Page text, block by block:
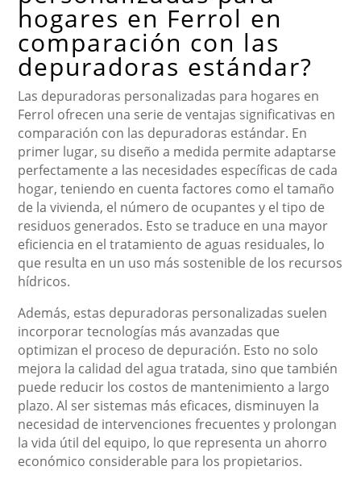
hogares en Ferrol en
comparación con las
depuradoras estándar?
Las depuradoras personalizadas para hogares en
Ferrol ofrecen una serie de ventajas significativas en
comparación con las depuradoras estándar. En
primer lugar, su diseño a medida permite adaptarse
perfectamente a las necesidades específicas de cada
hogar, teniendo en cuenta factores como el tamaño
de la vivienda, el número de ocupantes y el tipo de
residuos generados. Esto se traduce en una mayor
eficiencia en el tratamiento de aguas residuales, lo
que resulta en un uso más sostenible de los recursos
hídricos.
Además, estas depuradoras personalizadas suelen
incorporar tecnologías más avanzadas que
optimizan el proceso de depuración. Esto no solo
mejora la calidad del agua tratada, sino que también
puede reducir los costos de mantenimiento a largo
plazo. Al ser sistemas más eficaces, disminuyen la
necesidad de intervenciones frecuentes y prolongan
la vida útil del equipo, lo que representa un ahorro
económico considerable para los propietarios.